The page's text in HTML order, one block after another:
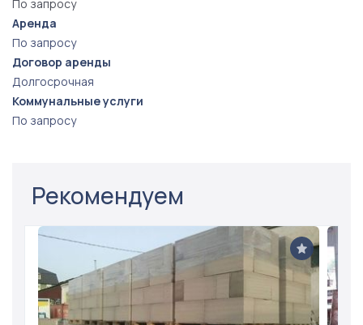
По запросу
Аренда
По запросу
Договор аренды
Долгосрочная
Коммунальные услуги
По запросу
Рекомендуем